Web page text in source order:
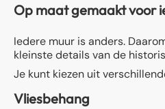
Op maat gemaakt voor
Iedere muur is anders.
kleinste details van de
Je kunt kiezen uit
Vliesbehang